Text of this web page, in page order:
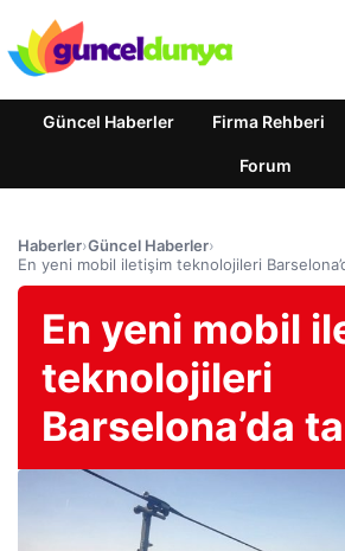
Güncel Haberler Firma Rehberi
Forum
Haberler›Güncel Haberler›
En yeni mobil iletişim teknolojileri
En yeni mobil
teknolojileri
Barselona’da